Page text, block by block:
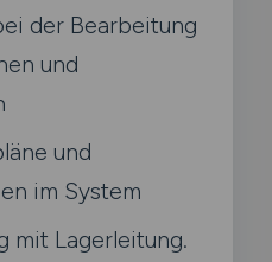
der Bearbeitung
und
und
im System
mit Lagerleitung.